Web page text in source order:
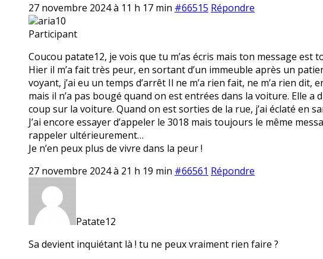
27 novembre 2024 à 11 h 17 min #66515 Répondre
aria10
Participant
Coucou patate12, je vois que tu m’as écris mais ton message
Hier il m’a fait très peur, en sortant d’un immeuble après un
voyant, j’ai eu un temps d’arrêt Il ne m’a rien fait, ne m’a rien
mais il n’a pas bougé quand on est entrées dans la voiture. Elle
coup sur la voiture. Quand on est sorties de la rue, j’ai éclaté en
J’ai encore essayer d’appeler le 3018 mais toujours le même
rappeler ultérieurement…
Je n’en peux plus de vivre dans la peur !
27 novembre 2024 à 21 h 19 min #66561 Répondre
Patate12
Sa devient inquiétant là ! tu ne peux vraiment rien faire ?